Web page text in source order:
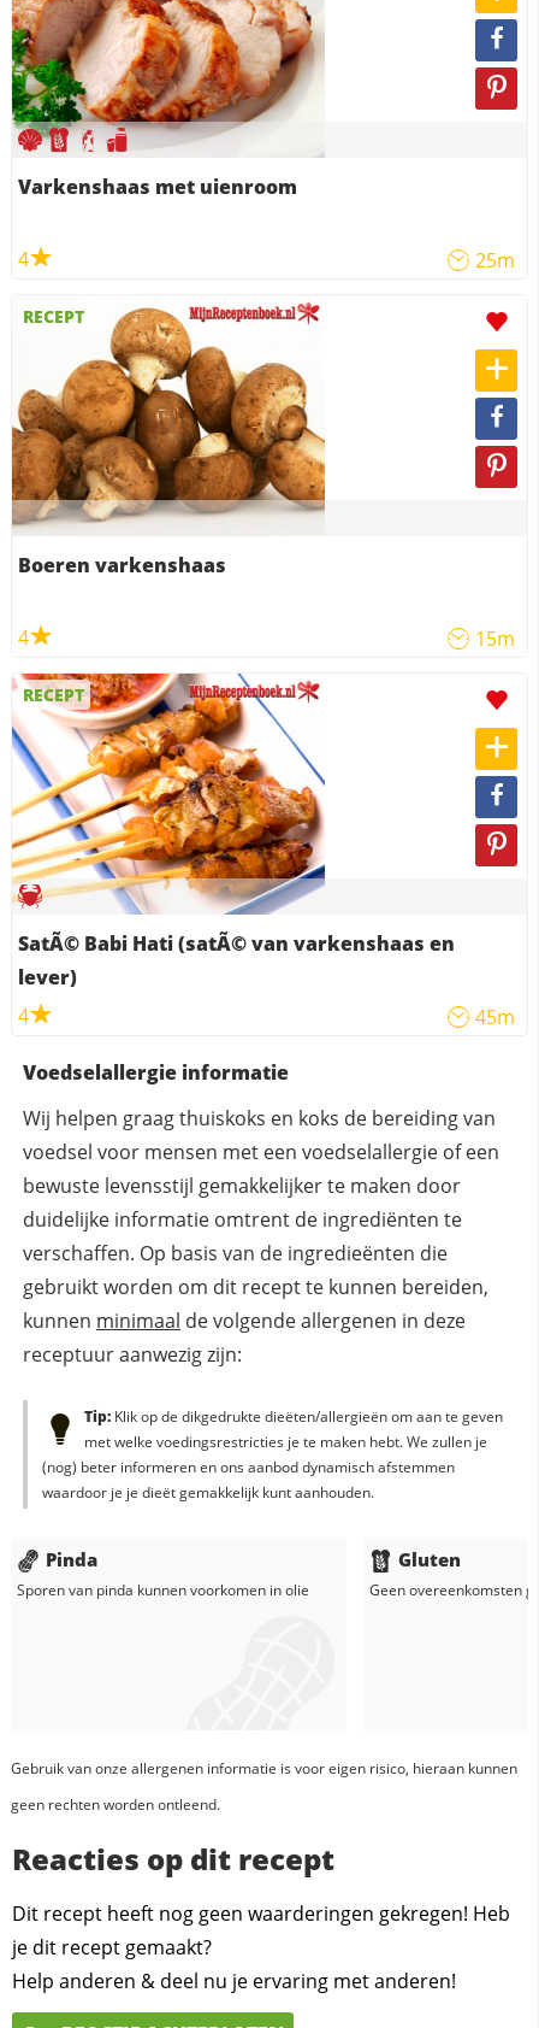
Varkenshaas met uienroom
4 25m
RECEPT
Boeren varkenshaas
4 15m
RECEPT
SatÃ© Babi Hati (satÃ© van varkenshaas en
lever)
4
45m
Voedselallergie informatie
Wij helpen graag thuiskoks en koks de bereiding van
voedsel voor mensen met een voedselallergie of een
bewuste levensstijl gemakkelijker te maken door
duidelijke informatie omtrent de ingrediënten te
verschaffen. Op basis van de ingredieënten die
gebruikt worden om dit recept te kunnen bereiden,
kunnen minimaal de volgende allergenen in deze
receptuur aanwezig zijn:
Tip:Klik op de dikgedrukte dieëten/allergieën om aan te geven
met welke voedingsrestricties je te maken hebt. We zullen je
(nog) beter informeren en ons aanbod dynamisch afstemmen
waardoor je je dieët gemakkelijk kunt aanhouden.
Pinda
Sporen van pinda kunnen voorkomen inolie
Gluten
Geen overeenkomsten
Gebruik van onze allergenen informatie is voor eigen risico, hieraan kunnen
geen rechten worden ontleend.
Reacties op dit recept
Dit recept heeft nog geen waarderingen gekregen! Heb
je dit recept gemaakt?
Help anderen & deel nu je ervaring met anderen!